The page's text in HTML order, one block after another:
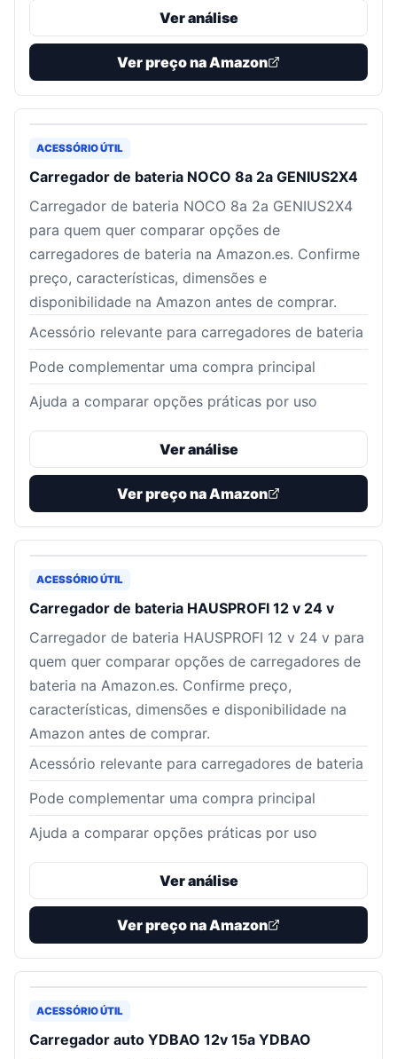
Ver análise
Ver preço na Amazon
ACESSÓRIO ÚTIL
Carregador de bateria NOCO 8a 2a GENIUS2X4
Carregador de bateria NOCO 8a 2a GENIUS2X4
para quem quer comparar opções de
carregadores de bateria na Amazon.es. Confirme
preço, características, dimensões e
disponibilidade na Amazon antes de comprar.
Acessório relevante para carregadores de bateria
Pode complementar uma compra principal
Ajuda a comparar opções práticas por uso
Ver análise
Ver preço na Amazon
ACESSÓRIO ÚTIL
Carregador de bateria HAUSPROFI 12 v 24 v
Carregador de bateria HAUSPROFI 12 v 24 v para
quem quer comparar opções de carregadores de
bateria na Amazon.es. Confirme preço,
características, dimensões e disponibilidade na
Amazon antes de comprar.
Acessório relevante para carregadores de bateria
Pode complementar uma compra principal
Ajuda a comparar opções práticas por uso
Ver análise
Ver preço na Amazon
ACESSÓRIO ÚTIL
Carregador auto YDBAO 12v 15a YDBAO